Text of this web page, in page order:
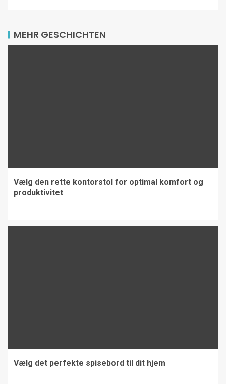
MEHR GESCHICHTEN
Vælg den rette kontorstol for optimal komfort og
produktivitet
Vælg det perfekte spisebord til dit hjem